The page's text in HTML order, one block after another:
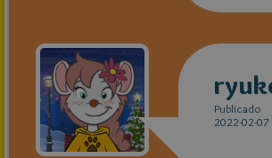
Publicado
2022-02-07